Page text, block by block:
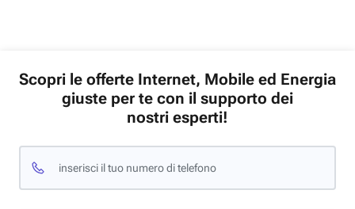
Scopri le offerte Internet, Mobile ed Energia
giuste per te con il supporto dei
nostri esperti!
inserisci il tuo numero di telefono